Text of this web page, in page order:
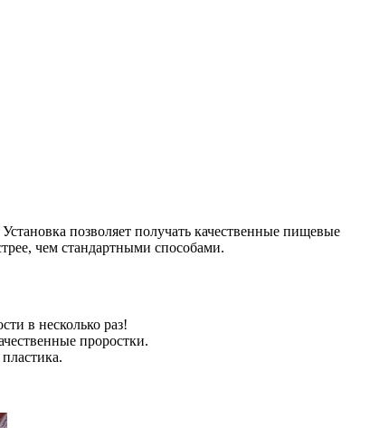
позволяет получать качественные пищевые
чем стандартными способами.
в несколько раз!
проростки.